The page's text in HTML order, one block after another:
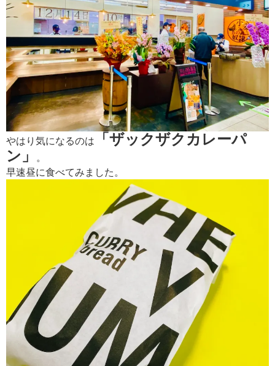
やはり気になるのは
「ザックザクカレーパ
ン」
早速昼に食べてみました。